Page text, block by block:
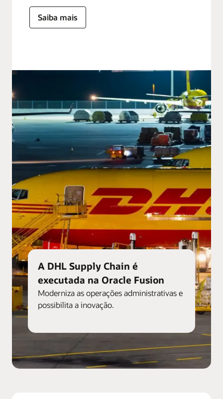
Saiba mais
A DHL Supply Chain é
executada na Oracle Fusion
Moderniza as operações administrativas e
possibilita a inovação.